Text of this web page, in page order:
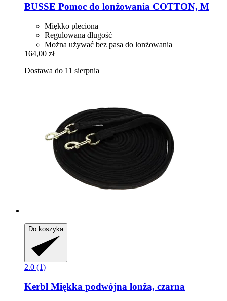
BUSSE Pomoc do lonżowania COTTON, M
Miękko pleciona
Regulowana długość
Można używać bez pasa do lonżowania
164,00 zł
Dostawa do 11 sierpnia
Do koszyka
2.0 (1)
Kerbl Miękka podwójna lonża, czarna